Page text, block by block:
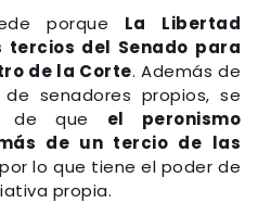
porque La Libertad
tercios del Senado para
de la Corte. Además de
senadores propios, se
de que el peronismo
de un tercio de las
lo que tiene el poder de
propia.